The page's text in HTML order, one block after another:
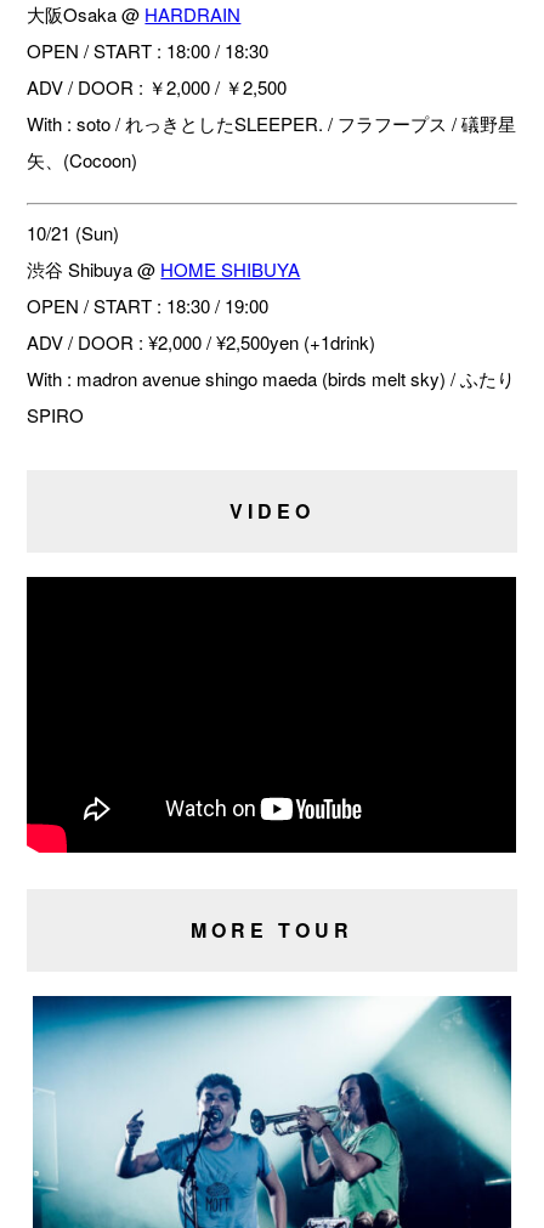
大阪Osaka @ HARDRAIN
OPEN / START : 18:00 / 18:30
ADV / DOOR : ￥2,000 / ￥2,500
With : soto / れっきとしたSLEEPER. / フラフープス / 礒野星
矢、(Cocoon)
10/21 (Sun)
渋谷 Shibuya @ HOME SHIBUYA
OPEN / START : 18:30 / 19:00
ADV / DOOR : ¥2,000 / ¥2,500yen (+1drink)
With : madron avenue shingo maeda (birds melt sky) / ふたり
SPIRO
VIDEO
MORE TOUR